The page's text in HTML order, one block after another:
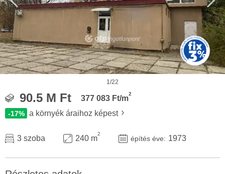
1/22
90.5 M Ft 377 083 Ft/m
2
-17% a környék áraihoz képest
3 szoba 240 m
2
építés éve: 1973